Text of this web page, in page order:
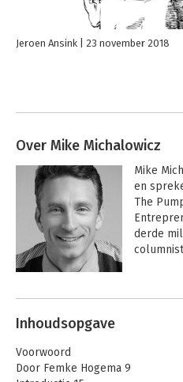
Jeroen Ansink 23 november 2018
Over Mike Michalowicz
Mike
en
The
derde
Andere boeken
Michalowicz
Inhoudsopgave
Voorwoord
Door Femke Hogema 9